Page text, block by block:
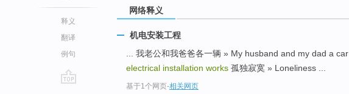
释义
翻译
例句
网络释义
机电安装工程
... 我老公和我爸爸各一辆 » My husband and my dad a car
electrical installation works 孤独寂寞 » Loneliness ...
基于1个网页-相关网页